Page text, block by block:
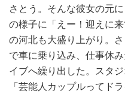
さとう。そんな彼女の元
の様子に「えー！迎えに
の河北も大盛り上がり。
で車に乗り込み、仕事休
イブへ繰り出した。スタ
「芸能人カップルってド